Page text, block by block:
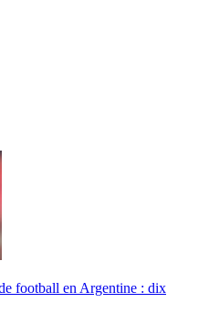
football en Argentine : dix